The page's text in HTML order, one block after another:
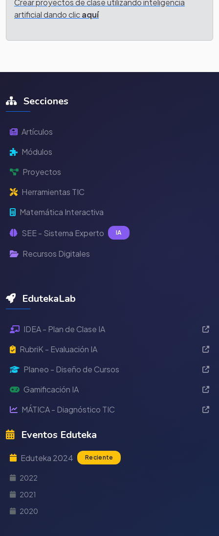
Crear proyectos de clase utilizando inteligencia
artificial dando clicaquí
Secciones
Artículos
Módulos
Proyectos
Herramientas TIC
Matemática Interactiva
SEE - Sistema Experto IA
Recursos Digitales
EdutekaLab
IDEA - Plan de Clase IA
RubriK - Evaluación IA
Planeo - Diseño de Cursos
Gamificación IA
MÁTICA - Diagnóstico TIC
Eventos Eduteka
Eduteka 2024 Reciente
2022
2021
2020